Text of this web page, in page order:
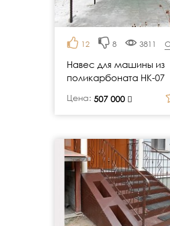
12 8 3811
Навес для машины из
поликарбоната НК-07
Цена: 507 000
руб.